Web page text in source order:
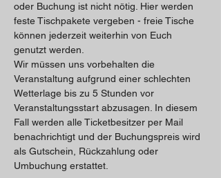
oder Buchung ist nicht nötig. Hier werden
feste Tischpakete vergeben - freie Tische
können jederzeit weiterhin von Euch
genutzt werden.
Wir müssen uns vorbehalten die
Veranstaltung aufgrund einer schlechten
Wetterlage bis zu 5 Stunden vor
Veranstaltungsstart abzusagen. In diesem
Fall werden alle Ticketbesitzer per Mail
benachrichtigt und der Buchungspreis wird
als Gutschein, Rückzahlung oder
Umbuchung erstattet.